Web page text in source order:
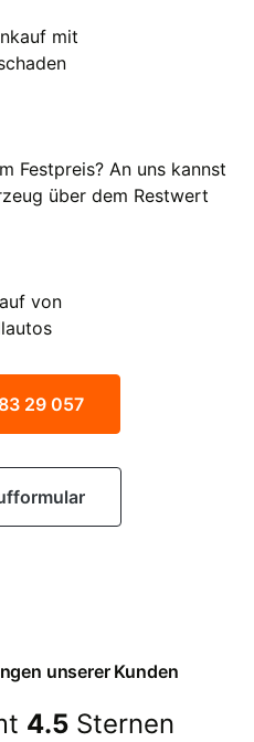
Festpreis? An uns kannst
über dem Restwert
29 057
unserer Kunden
4.5Sternen